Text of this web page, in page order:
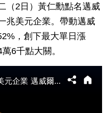
（2日）黃仁勳點名邁威
兆美元企業。帶動邁威
，創下最大單日漲
6千點大關。